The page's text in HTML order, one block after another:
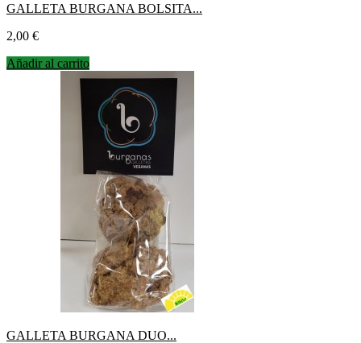
GALLETA BURGANA BOLSITA...
Precio
2,00 €
Añadir al carrito
GALLETA BURGANA DUO...